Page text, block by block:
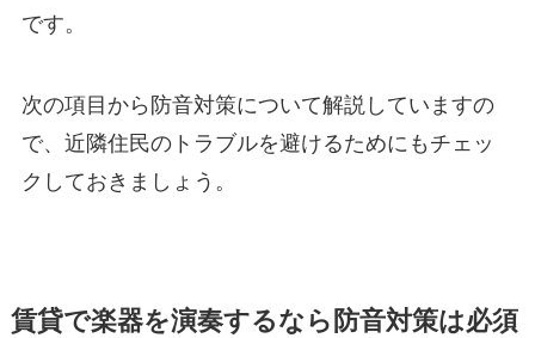
です。
次の項目から防音対策について解説していますの
で、近隣住民のトラブルを避けるためにもチェッ
クしておきましょう。
賃貸で楽器を演奏するなら防音対策は必須